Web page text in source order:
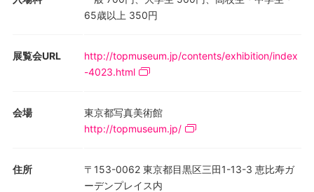
65歳以上 350円
展覧会URL
http://topmuseum.jp/contents/exhibition/index
-4023.html
会場
東京都写真美術館
http://topmuseum.jp/
住所
〒153-0062 東京都目黒区三田1-13-3 恵比寿ガ
ーデンプレイス内